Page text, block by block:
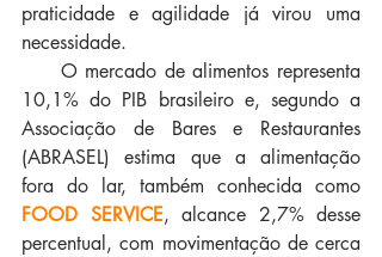
praticidade e agilidade já virou uma
necessidade.
10,1% do PIB brasileiro e, segundo a
Associação de Bares e Restaurantes
(ABRASEL) estima que a alimentação
FOOD SERVICE, alcance 2,7% desse
percentual, com movimentação de cerca